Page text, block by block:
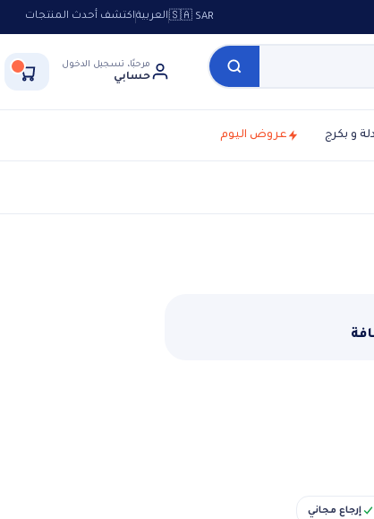
🇸🇦 SARالعربيةاكتشف أحدث المنتجات
مرحبًا، تسجيل الدخول
حسابي
و بكرج عروض اليوم
إرجاع مجاني